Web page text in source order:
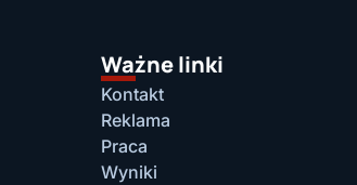
Ważne linki
Kontakt
Reklama
Praca
Wyniki